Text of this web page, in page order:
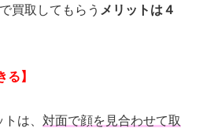
買取してもらう メリットは４
】
は、 対面で顔を見合わせて取